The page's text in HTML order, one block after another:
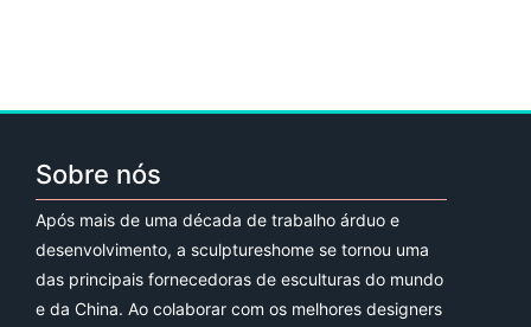
Sobre nós
Após mais de uma década de trabalho árduo e
desenvolvimento, a sculptureshome se tornou uma
das principais fornecedoras de esculturas do mundo
e da China. Ao colaborar com os melhores designers